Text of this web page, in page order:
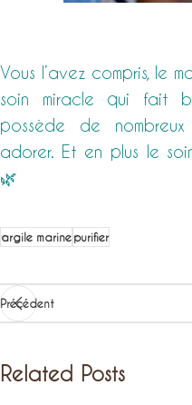
Vous l’avez compris, le
soin miracle qui fait
possède de
adorer. Et en plus le
🌿
argile marinepurifier
Précédent
Related Posts